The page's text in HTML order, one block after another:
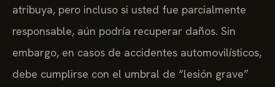
atribuya, pero incluso si usted fue parcialmente
responsable, aún podría recuperar daños. Sin
embargo, en casos de accidentes automovilísticos,
debe cumplirse con el umbral de “lesión grave”